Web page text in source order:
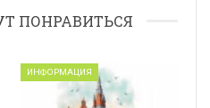
ПОНРАВИТЬСЯ
ИНФОРМАЦИЯ